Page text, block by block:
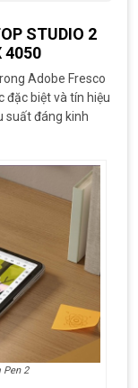
STUDIO 2
4050
Adobe Fresco
đặc biệt và tín hiệu
suất đáng kinh
Pen 2